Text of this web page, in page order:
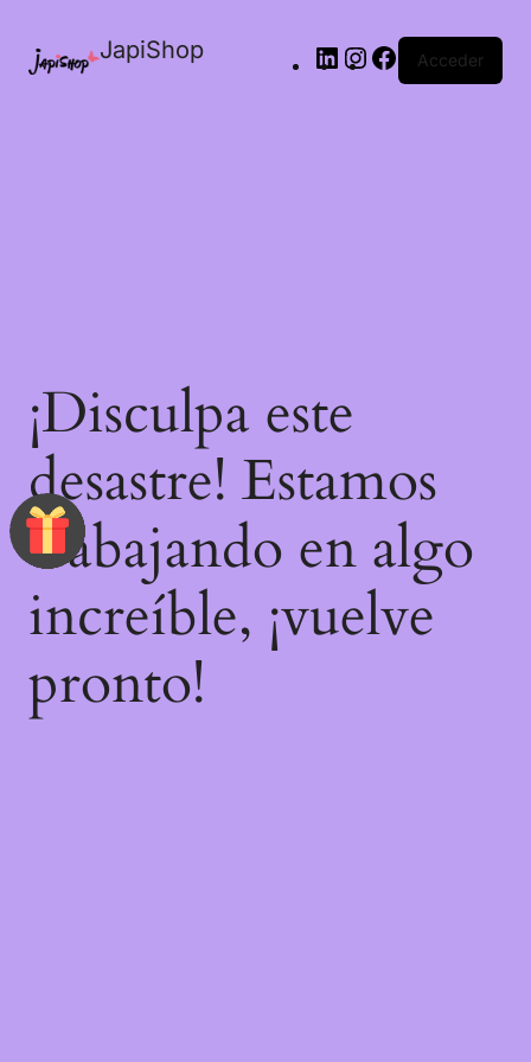
JapiShop Acceder
¡Disculpa este
desastre! Estamos
trabajando en algo
increíble, ¡vuelve
pronto!